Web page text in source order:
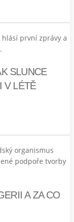
první zprávy a
SLUNCE
V LÉTĚ
organismus
podpoře tvorby
A ZA CO